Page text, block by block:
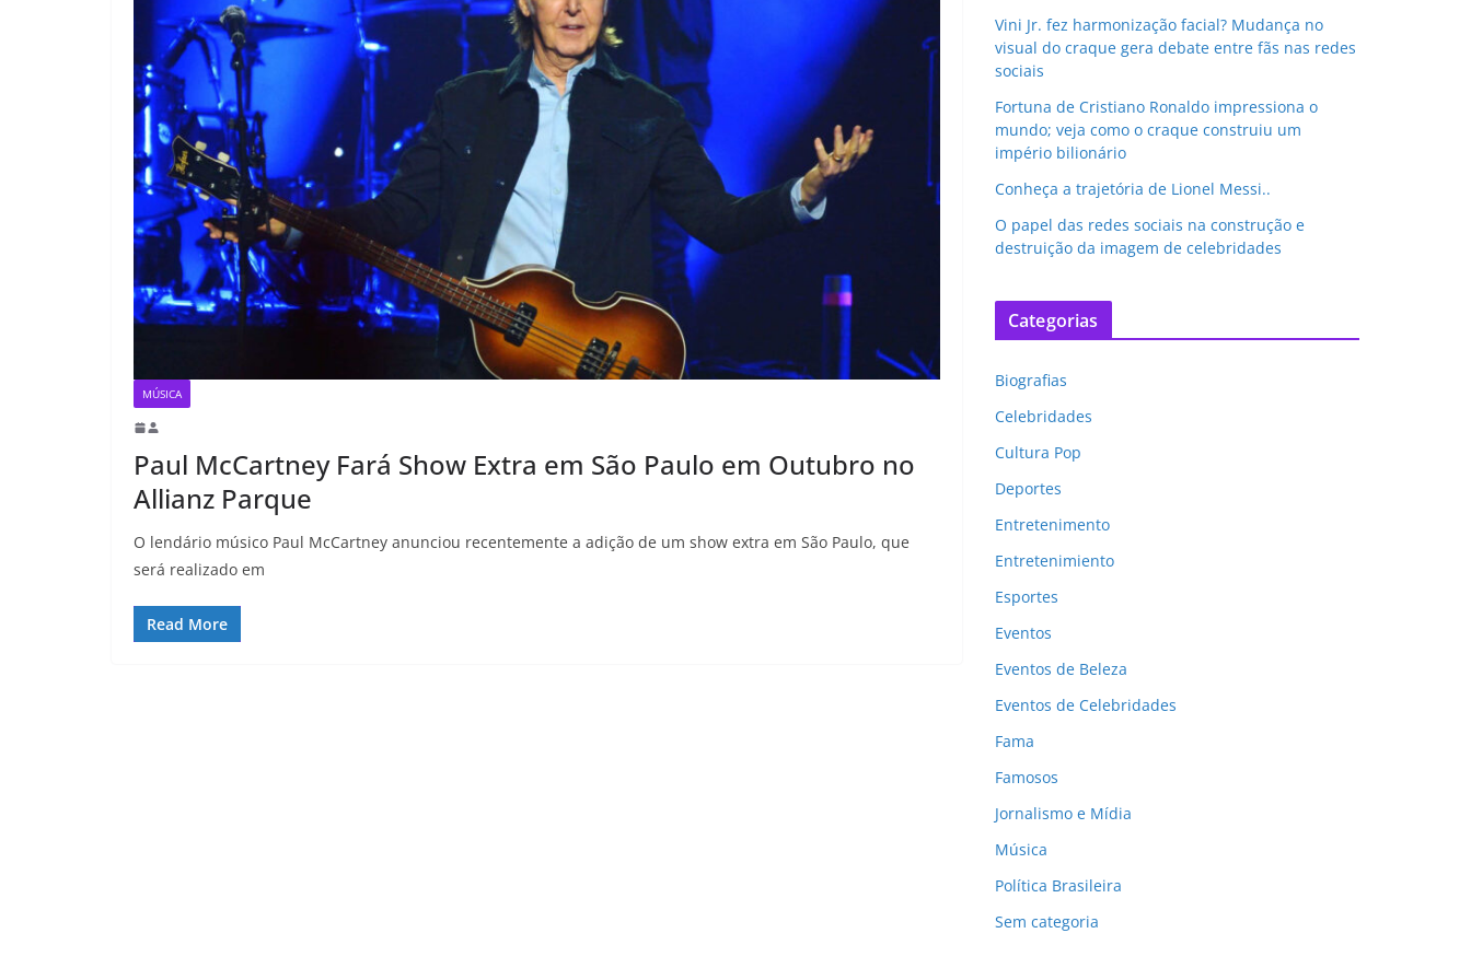
MÚSICA
Paul McCartney Fará Show Extra em São Paulo em Outubro no
Allianz Parque
O lendário músico Paul McCartney anunciou recentemente a adição de um show extra em São Paulo, que
será realizado em
Read More
Vini Jr. fez harmonização facial? Mudança no
visual do craque gera debate entre fãs nas redes
sociais
Fortuna de Cristiano Ronaldo impressiona o
mundo; veja como o craque construiu um
império bilionário
Conheça a trajetória de Lionel Messi..
O papel das redes sociais na construção e
destruição da imagem de celebridades
Categorias
Biografias
Celebridades
Cultura Pop
Deportes
Entretenimento
Entretenimiento
Esportes
Eventos
Eventos de Beleza
Eventos de Celebridades
Fama
Famosos
Jornalismo e Mídia
Música
Política Brasileira
Sem categoria